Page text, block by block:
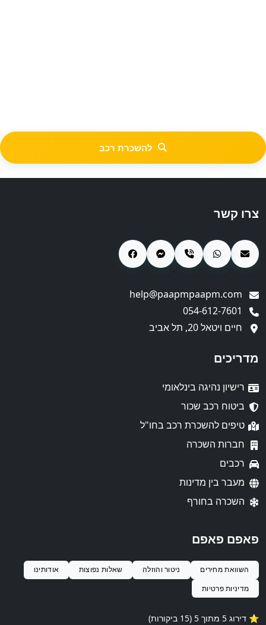
להשכרת רכב
צרו קשר
חיים ויטאל 20, תל אביב
מדריכים
רישיון נהיגה בינלאומי
ביטוח רכב שכור
טיפים להשכרת רכב בחו"ל
חברות השכרה
רכבים
מעבר בין מדינות
השכרה בחורף
פאפם פאפם
השוואת מחירים ניטור והוזלה שאלות נפוצות
אודותינו
מדיניות פרטיות
⭐️ דירוג 5 מתוך 5 (15 ביקורות)